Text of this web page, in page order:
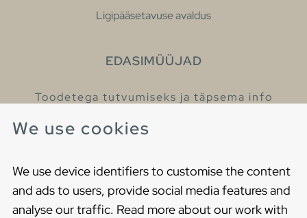
We use cookies
We use device identifiers to customise the content
and ads to users, provide social media features and
analyse our traffic. Read more about our work with
Ligipääsetavuse avaldus
EDASIMÜÜJAD
Toodetega tutvumiseks ja täpsema info